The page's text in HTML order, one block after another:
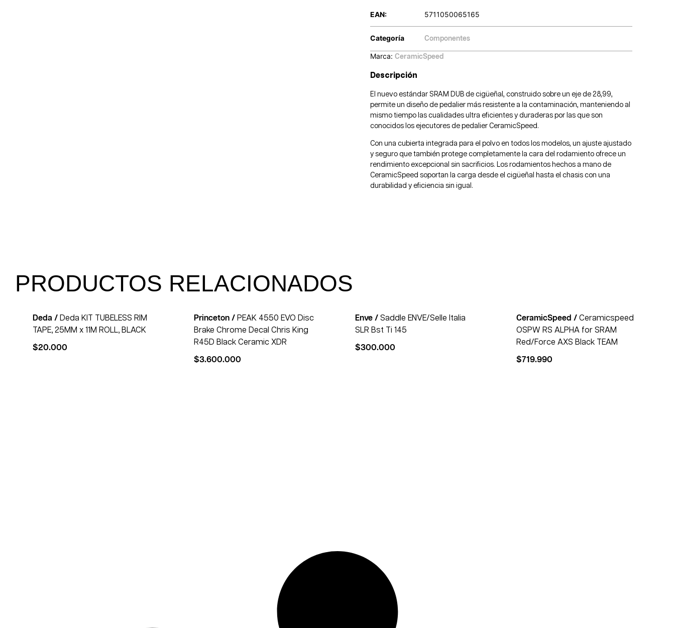
EAN: 5711050065165
Categoría Componentes
Marca:CeramicSpeed
Descripción
El nuevo estándar SRAM DUB de cigüeñal, construido sobre un eje de 28,99,
permite un diseño de pedalier más resistente a la contaminación, manteniendo al
mismo tiempo las cualidades ultra eficientes y duraderas por las que son
conocidos los ejecutores de pedalier CeramicSpeed.
Con una cubierta integrada para el polvo en todos los modelos, un ajuste ajustado
y seguro que también protege completamente la cara del rodamiento ofrece un
rendimiento excepcional sin sacrificios. Los rodamientos hechos a mano de
CeramicSpeed soportan la carga desde el cigüeñal hasta el chasis con una
durabilidad y eficiencia sin igual.
PRODUCTOS RELACIONADOS
Deda / Deda KIT TUBELESS RIM
TAPE, 25MM x 11M ROLL, BLACK
$20.000
Princeton / PEAK 4550 EVO Disc
Brake Chrome Decal Chris King
R45D Black Ceramic XDR
$3.600.000
Enve / Saddle ENVE/Selle Italia
SLR Bst Ti 145
$300.000
CeramicSpeed / Ceramicspeed
OSPW RS ALPHA for SRAM
Red/Force AXS Black TEAM
$719.990